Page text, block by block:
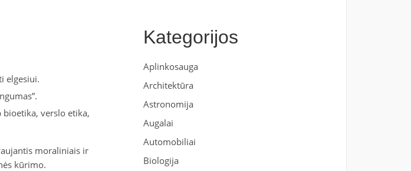
elgesiui.
verslo etika,
moraliniais ir
kūrimo.
Kategorijos
Aplinkosauga
Architektūra
Astronomija
Augalai
Automobiliai
Biologija